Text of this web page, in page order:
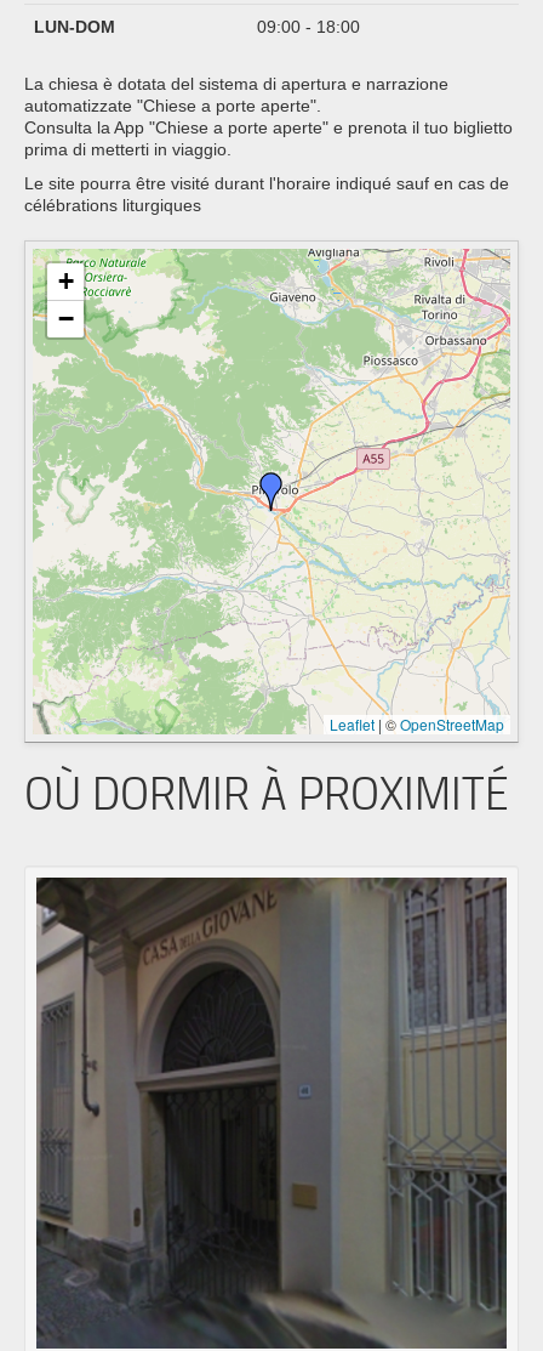
LUN-DOM 09:00 - 18:00
La chiesa è dotata del sistema di apertura e narrazione
automatizzate "Chiese a porte aperte".
Consulta la App "Chiese a porte aperte" e prenota il tuo biglietto
prima di metterti in viaggio.
Le site pourra être visité durant l'horaire indiqué sauf en cas de
célébrations liturgiques
+
−
Leaflet | ©OpenStreetMap
OÙ DORMIR À PROXIMITÉ